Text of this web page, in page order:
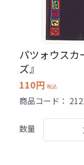
パツォウスカ
ズ』
110円 税込
商品コード：
数量